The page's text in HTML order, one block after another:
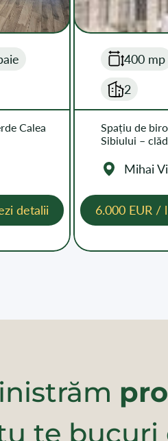
Calea
detalii
400 mp
2
Spațiu de
Sibiului –
Mihai
6.000 EUR /
te bucuri